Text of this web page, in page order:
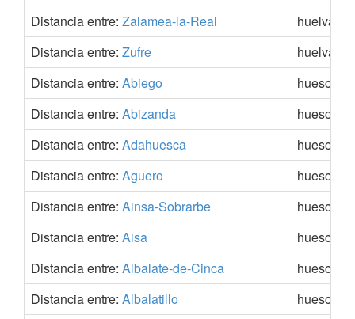
Distancia entre: Zalamea-la-Real
huelva
Distancia entre: Zufre
huelva
Distancia entre: Abiego
huesca
Distancia entre: Abizanda
huesca
Distancia entre: Adahuesca
huesca
Distancia entre: Aguero
huesca
Distancia entre: Ainsa-Sobrarbe
huesca
Distancia entre: Aisa
huesca
Distancia entre: Albalate-de-Cinca
huesca
Distancia entre: Albalatillo
huesca